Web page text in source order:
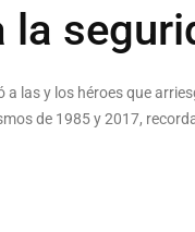
la
a las y los héroes que
de 1985 y 2017,